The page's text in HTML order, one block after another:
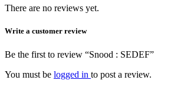
There are no reviews yet.
Write a customer review
Be the first to review “Snood : SEDEF”
You must be logged in to post a review.